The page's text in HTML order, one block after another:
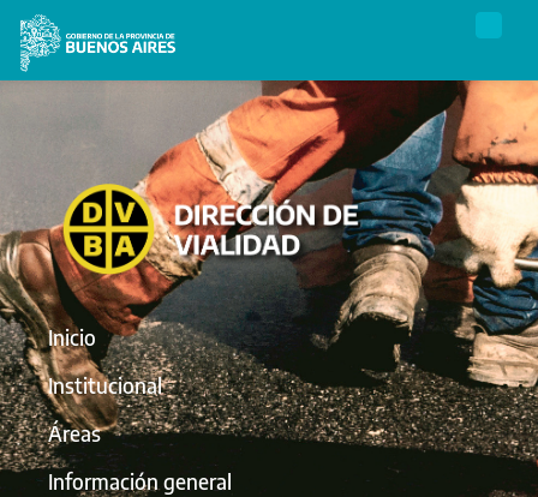
Inicio
Institucional
Áreas
Información general